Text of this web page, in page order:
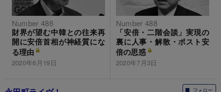
Number 486
財界が望む中韓との往来再
開に安倍首相が神経質にな
る理由
2020年6月19日
Number 488
「安倍・二階会談」実現の
裏に人事・解散・ポスト安
倍の思惑
2020年7月3日
フォロー